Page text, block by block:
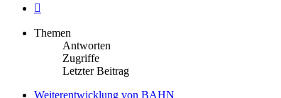
Themen
Antworten
Zugriffe
Letzter Beitrag
Weiterentwicklung von BAHN